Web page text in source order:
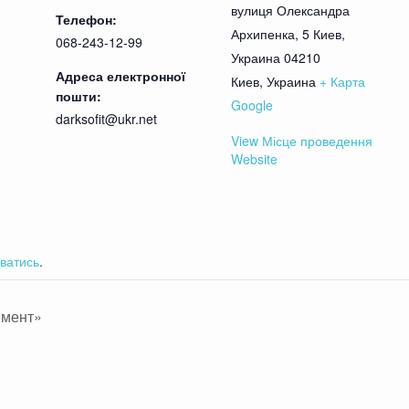
Александр Неволько
Станкевич Александр Неволько , Владислав
попасть на него – минимальна. Просьба
с неокрепшей психикой, лицам с
Телефон:
068-243-12-99
Адреса електронної
пошти:
darksofit@ukr.net
вулиця Олександра
Архипенка, 5 Киев,
Украина 04210
Киев, Украина + Карта
Google
View Місце проведення
Website
.